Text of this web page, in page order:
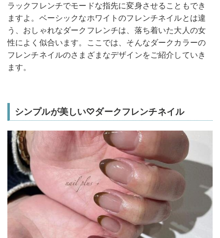
ラックフレンチでモードな指先に変身させることもでき
ますよ。ベーシックなホワイトのフレンチネイルとは違
う、おしゃれなダークフレンチは、落ち着いた大人の女
性によく似合います。ここでは、そんなダークカラーの
フレンチネイルのさまざまなデザインをご紹介していき
ます。
シンプルが美しい♡ダークフレンチネイル